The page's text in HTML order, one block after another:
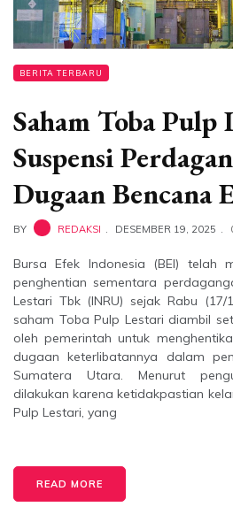
BERITA TERBARU
Saham Toba
Suspensi
Dugaan Bencana
BY REDAKSI DESEMBER 19, 2025
Bursa Efek Indonesia (BEI) telah
penghentian sementara
Lestari Tbk (INRU) sejak Rabu (17/
saham Toba Pulp Lestari diambil
oleh pemerintah untuk
dugaan keterlibatannya dalam
Sumatera Utara. Menurut
dilakukan karena ketidakpastian
Pulp Lestari, yang
READ MORE